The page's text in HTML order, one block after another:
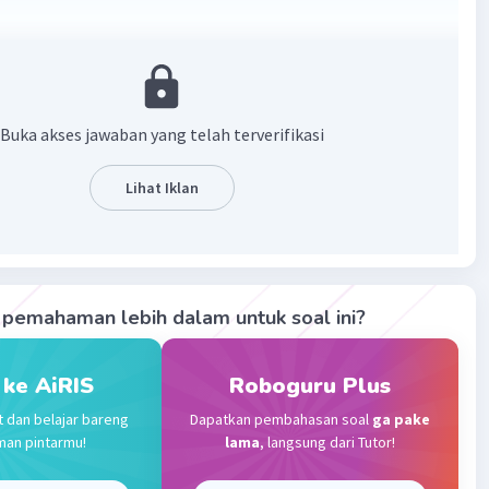
Balas
Iklan
terverifikasi
Buka akses jawaban yang telah terverifikasi
Lihat Iklan
lebih dalam untuk soal ini?
AiRIS
dan belajar bareng
pintarmu!
Roboguru Plus
Dapatkan pembahasan soal ga pake
lama, langsung dari Tutor!